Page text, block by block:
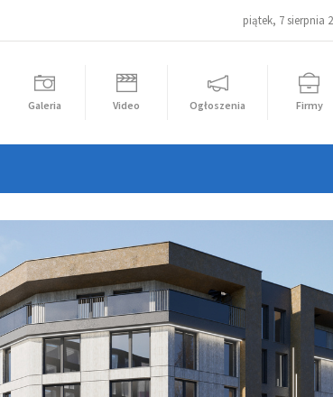
piątek, 7 sierpnia
Galeria Video Ogłoszenia Firmy